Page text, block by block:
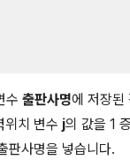
수 출판사명에 저장된
위치 변수 j의 값을 1
판사명을 넣습니다.